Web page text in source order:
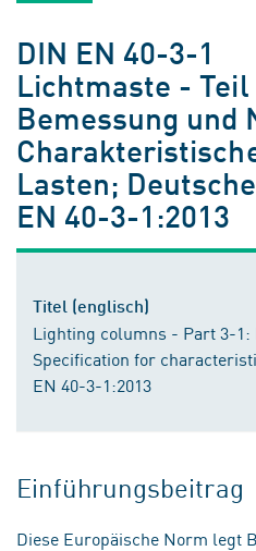
DIN EN 40-3-1
Lichtmaste - Teil
Bemessung und
Lasten;
EN 40-3-1:2013
Titel (englisch)
Lighting columns - Part 3-
Specification for
EN 40-3-1:2013
Einführungsbeitrag
Diese Europäische Norm legt